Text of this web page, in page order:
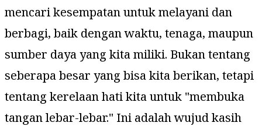
mencari kesempatan untuk melayani dan
berbagi, baik dengan waktu, tenaga, maupun
sumber daya yang kita miliki. Bukan tentang
seberapa besar yang bisa kita berikan, tetapi
tentang kerelaan hati kita untuk "membuka
tangan lebar-lebar." Ini adalah wujud kasih